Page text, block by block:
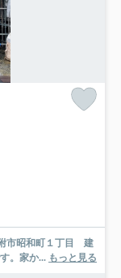
市昭和町１丁目 建
。家か... もっと見る